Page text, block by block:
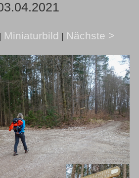
| Miniaturbild | Nächste >